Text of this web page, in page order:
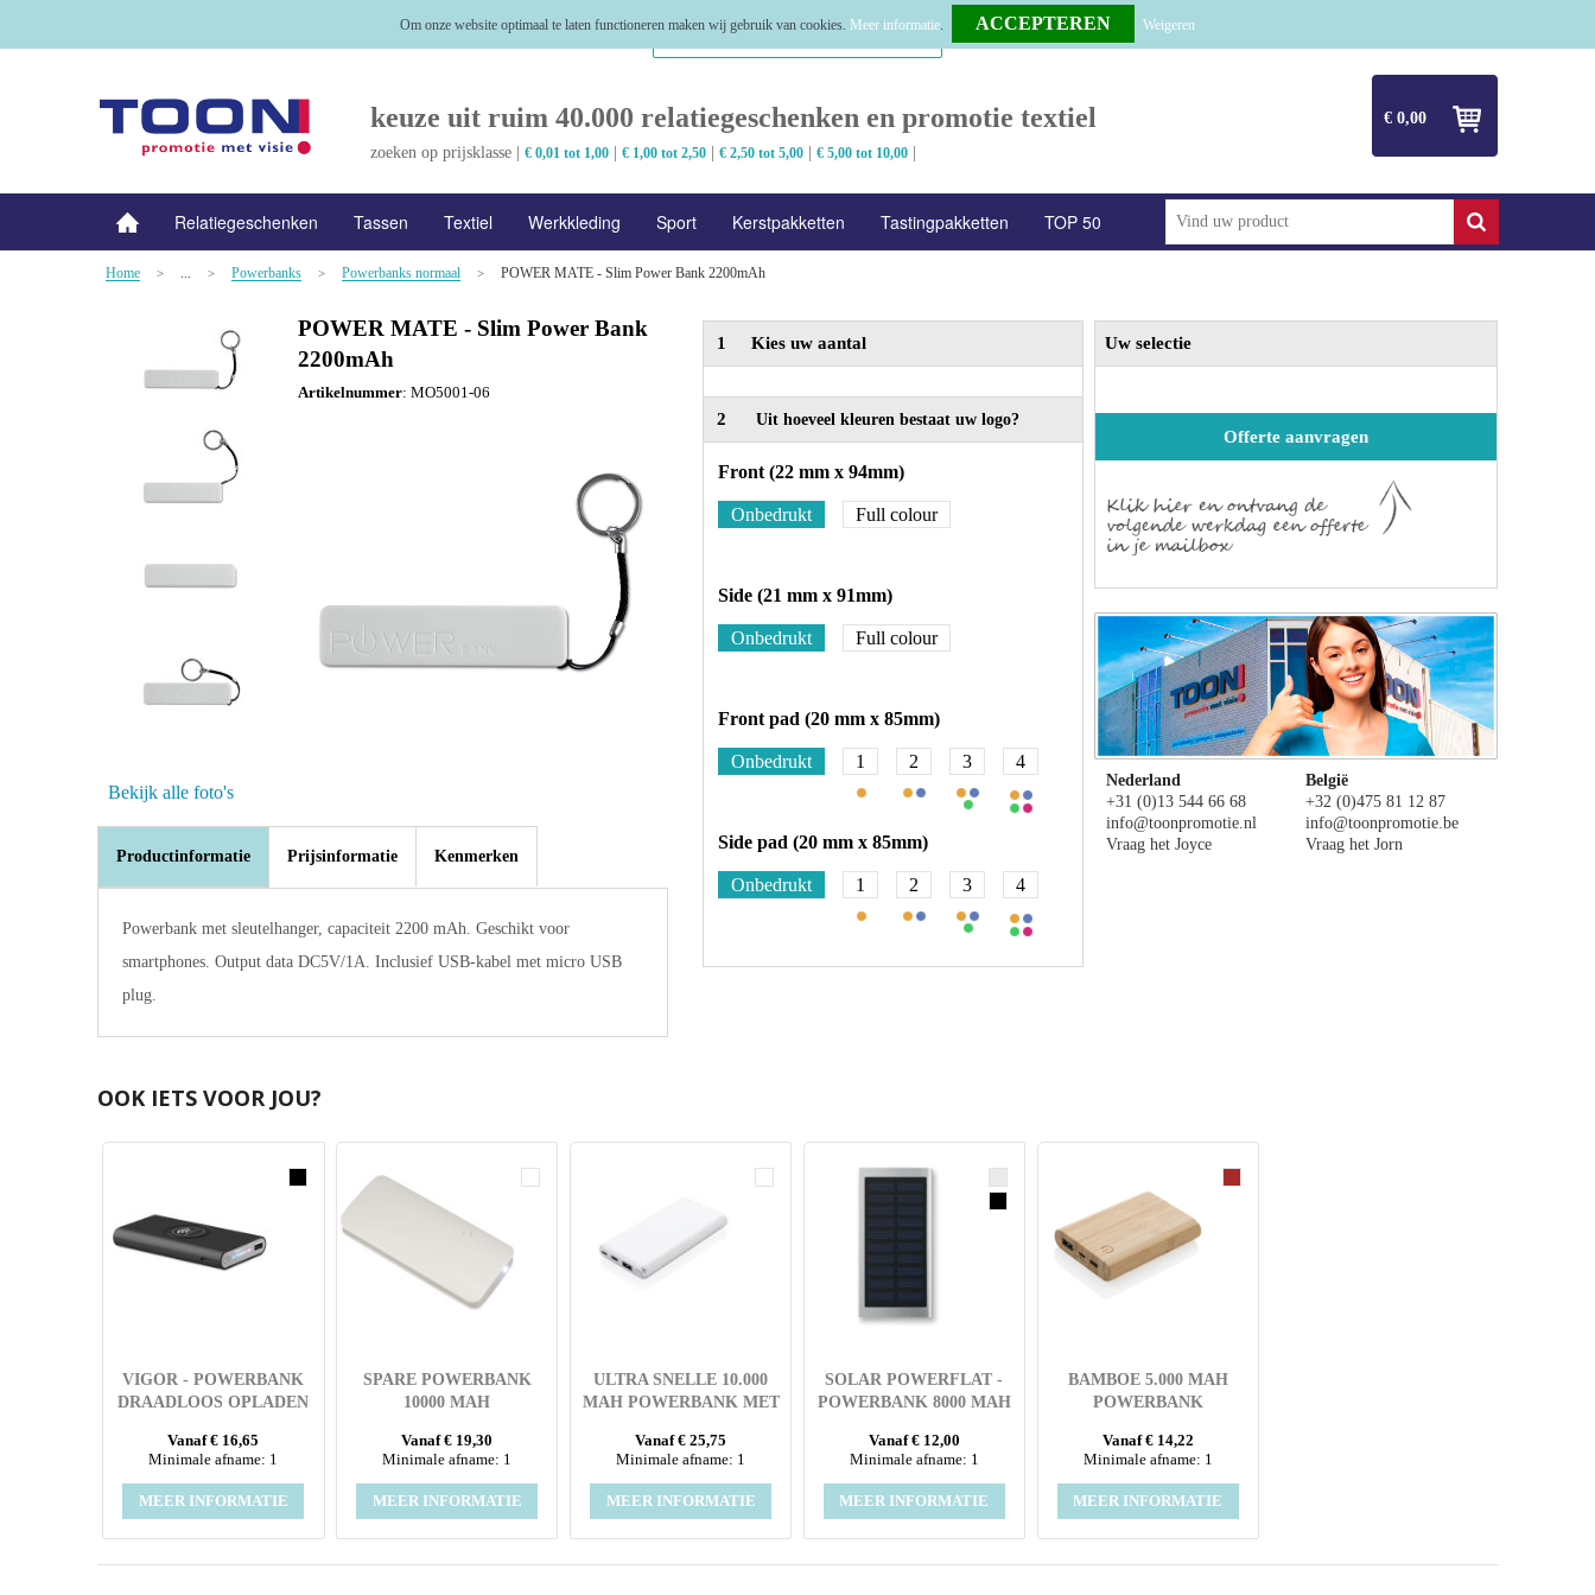
keuze uit ruim 40.000 relatiegeschenken en promotie textiel
zoeken op prijsklasse | € 0,01 tot 1,00| € 1,00 tot 2,50| € 2,50 tot 5,00| € 5,00 tot 10,00|
€ 0,00
Relatiegeschenken Tassen Textiel Werkkleding Sport Kerstpakketten Tastingpakketten TOP 50
NIEUW Alle categorieën
Home > ... > Powerbanks > Powerbanks normaal > POWER MATE - Slim Power Bank 2200mAh
Bekijk alle foto's
POWER MATE - Slim Power Bank
2200mAh
Artikelnummer:MO5001-06
1 Kies uw aantal
2 Uit hoeveel kleuren bestaat uw logo?
Front (22 mm x 94mm)
Onbedrukt Full colour
Side (21 mm x 91mm)
Onbedrukt Full colour
Front pad (20 mm x 85mm)
Onbedrukt 1 2 3 4
Side pad (20 mm x 85mm)
Onbedrukt 1 2 3 4
Uw selectie
Offerte aanvragen
Nederland
+31 (0)13 544 66 68
info@toonpromotie.nl
Vraag het Joyce
België
+32 (0)475 81 12 87
info@toonpromotie.be
Vraag het Jorn
Productinformatie Prijsinformatie Kenmerken
Powerbank met sleutelhanger, capaciteit 2200 mAh. Geschikt voor
smartphones. Output data DC5V/1A. Inclusief USB-kabel met micro USB
plug.
OOK IETS VOOR JOU?
VIGOR - POWERBANK
DRAADLOOS OPLADEN
Vanaf € 16,65
Minimale afname: 1
MEER INFORMATIE
SPARE POWERBANK
10000 MAH
Vanaf € 19,30
Minimale afname: 1
MEER INFORMATIE
ULTRA SNELLE 10.000
MAH POWERBANK MET
Vanaf € 25,75
Minimale afname: 1
MEER INFORMATIE
SOLAR POWERFLAT -
POWERBANK 8000 MAH
Vanaf € 12,00
Minimale afname: 1
MEER INFORMATIE
BAMBOE 5.000 MAH
POWERBANK
Vanaf € 14,22
Minimale afname: 1
MEER INFORMATIE
Om onze website optimaal te laten functioneren maken wij gebruik van cookies. Meer informatie. Weigeren